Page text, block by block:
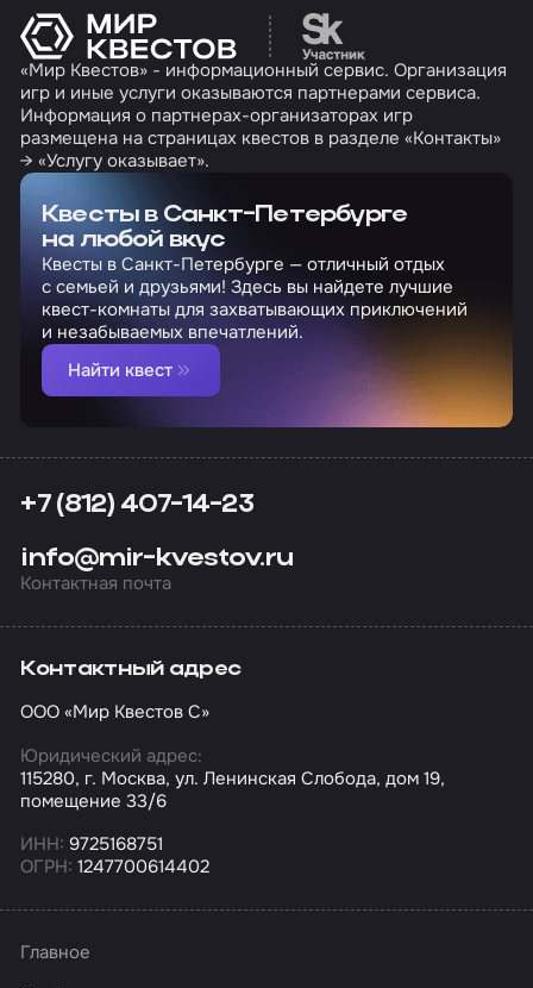
Перейти на сайт
«Мир Квестов» - информационный сервис. Организация
игр и иные услуги оказываются партнерами сервиса.
Информация о партнерах-организаторах игр
размещена на страницах квестов в разделе «Контакты»
→ «Услугу оказывает».
Квесты в Санкт-Петербурге
на любой вкус
Квесты в Санкт-Петербурге — отличный отдых
с семьей и друзьями! Здесь вы найдете лучшие
квест-комнаты для захватывающих приключений
и незабываемых впечатлений.
Найти квест
+7 (812) 407-14-23
info@mir-kvestov.ru
Контактная почта
Контактный адрес
ООО «Мир Квестов С»
Юридический адрес:
115280, г. Москва, ул. Ленинская Слобода, дом 19,
помещение 33/6
ИНН: 9725168751
ОГРН: 1247700614402
Главное